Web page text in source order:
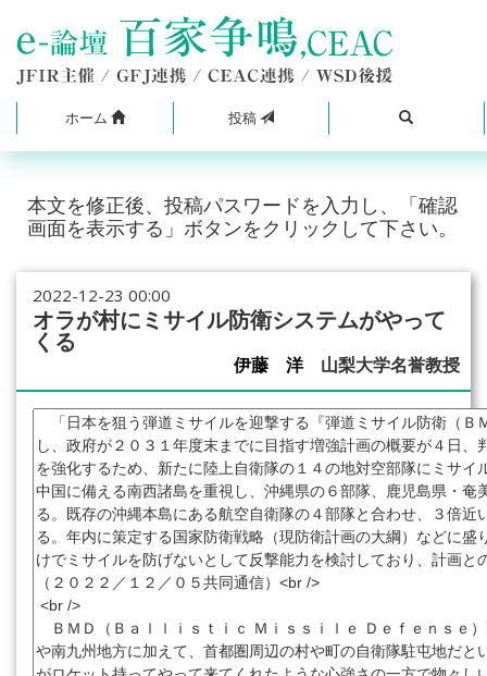
ホーム 投稿
本文を修正後、投稿パスワードを入力し、「確認
画面を表示する」ボタンをクリックして下さい。
2022-12-23 00:00
オラが村にミサイル防衛システムがやって
くる
伊藤 洋山梨大学名誉教授